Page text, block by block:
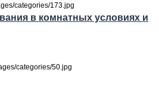
в комнатных условиях и